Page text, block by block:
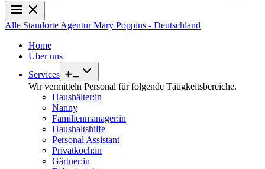
Alle Standorte Agentur Mary Poppins - Deutschland
Home
Über uns
Services
Wir vermitteln Personal für folgende Tätigkeitsbereiche.
Haushälter:in
Nanny
Familienmanager:in
Haushaltshilfe
Personal Assistant
Privatköch:in
Gärtner:in